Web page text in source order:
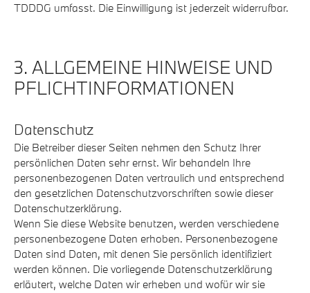
TDDDG umfasst. Die Einwilligung ist jederzeit widerrufbar.
3. ALLGEMEINE HINWEISE UND
PFLICHT­INFORMATIONEN
Datenschutz
Die Betreiber dieser Seiten nehmen den Schutz Ihrer
persönlichen Daten sehr ernst. Wir behandeln Ihre
personenbezogenen Daten vertraulich und entsprechend
den gesetzlichen Datenschutzvorschriften sowie dieser
Datenschutzerklärung.
Wenn Sie diese Website benutzen, werden verschiedene
personenbezogene Daten erhoben. Personenbezogene
Daten sind Daten, mit denen Sie persönlich identifiziert
werden können. Die vorliegende Datenschutzerklärung
erläutert, welche Daten wir erheben und wofür wir sie